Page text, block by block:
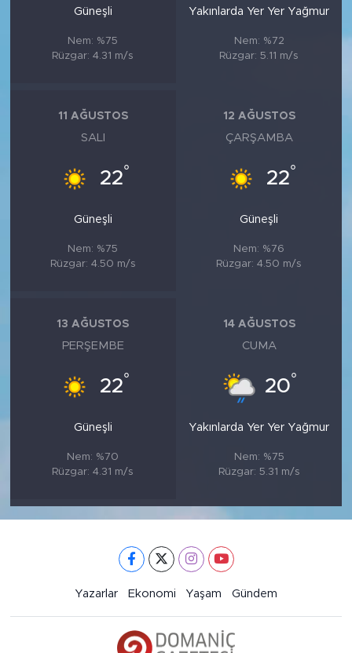
Güneşli
Nem: %75
Rüzgar: 4.31 m/s
Yakınlarda Yer Yer Yağmur
Nem: %72
Rüzgar: 5.11 m/s
11 AĞUSTOS
SALI
22°
Güneşli
Nem: %75
Rüzgar: 4.50 m/s
12 AĞUSTOS
ÇARŞAMBA
22°
Güneşli
Nem: %76
Rüzgar: 4.50 m/s
13 AĞUSTOS
PERŞEMBE
22°
Güneşli
Nem: %70
Rüzgar: 4.31 m/s
14 AĞUSTOS
CUMA
20°
Yakınlarda Yer Yer Yağmur
Nem: %75
Rüzgar: 5.31 m/s
Yazarlar Ekonomi Yaşam Gündem